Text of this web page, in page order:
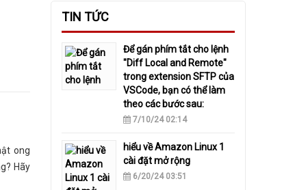
ong
Hãy
TIN TỨC
​Để gán phím tắt cho lệnh
"Diff Local and Remote"
trong extension SFTP của
VSCode, bạn có thể làm
theo các bước sau:
7/10/24 02:14
hiểu về Amazon Linux 1
cài đặt mở rộng
6/20/24 03:51